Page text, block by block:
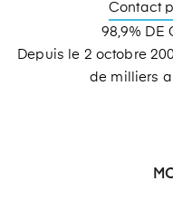
Contact
98,9% DE
Depuis le 2 octobre
de milliers